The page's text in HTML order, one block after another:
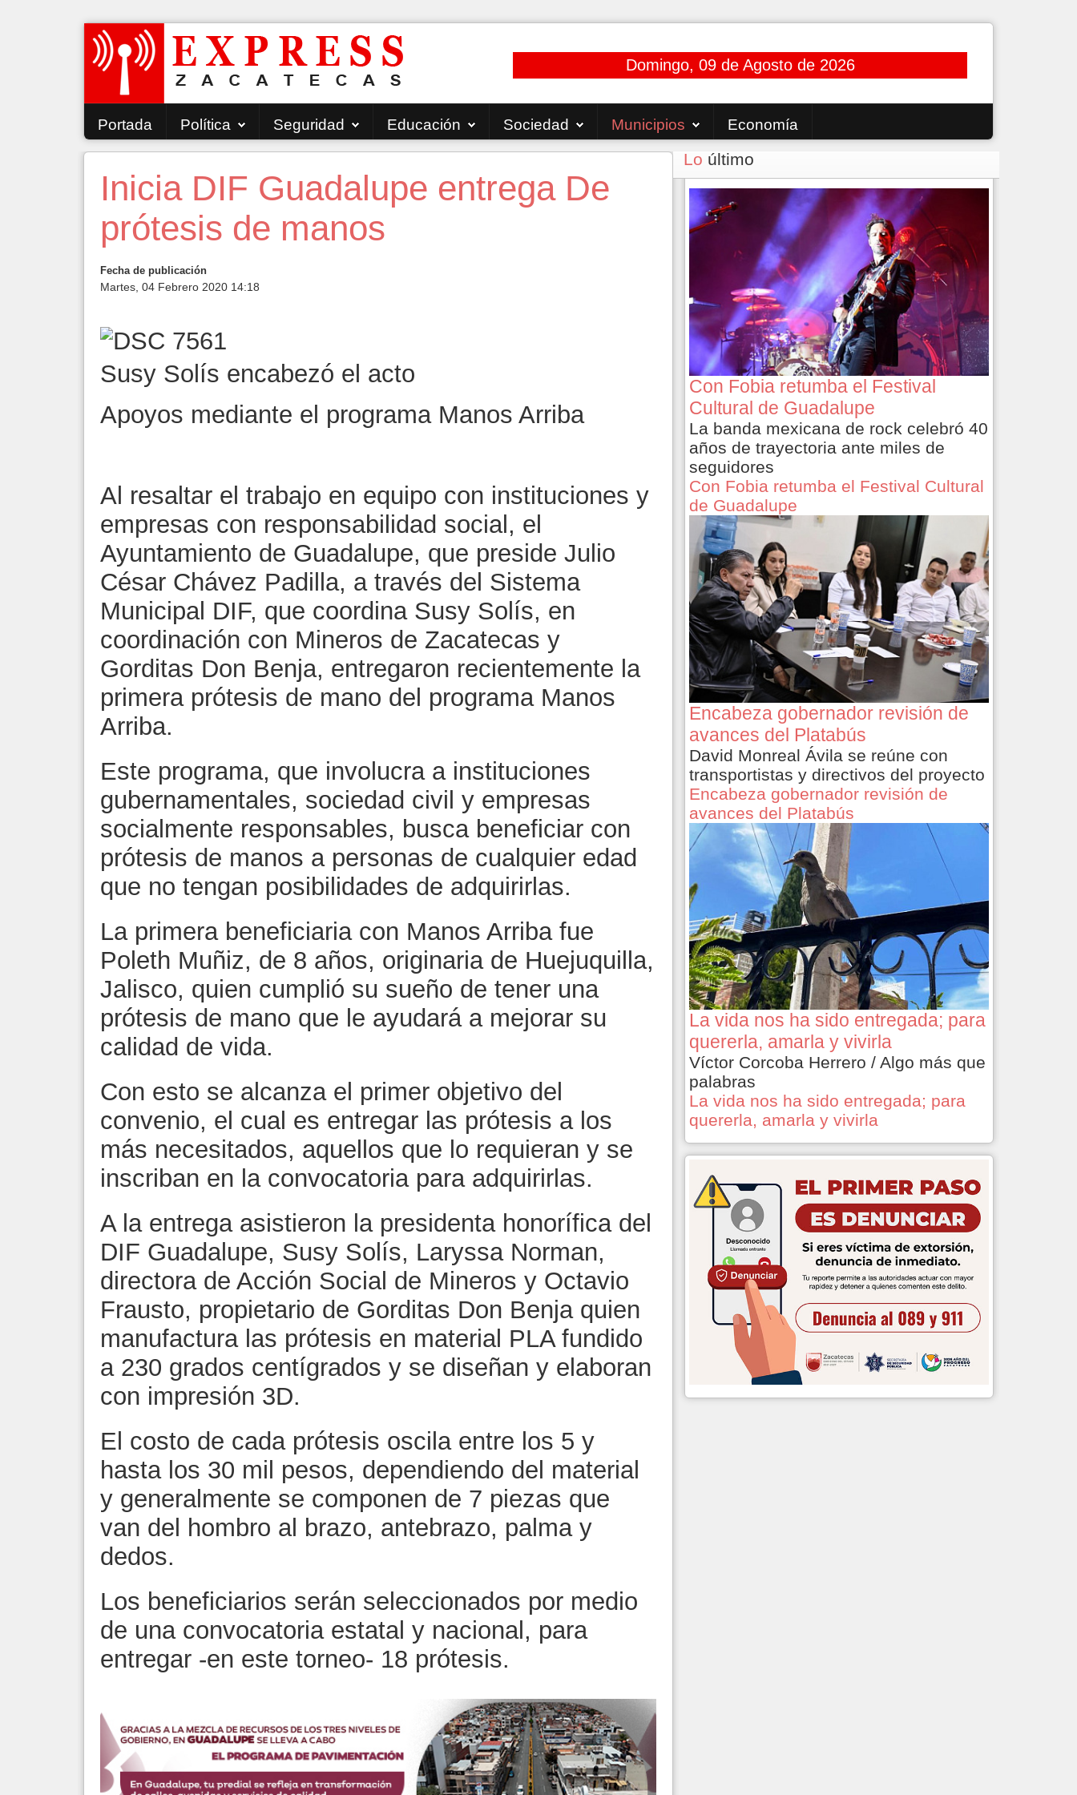
Domingo, 09 de Agosto de 2026
Portada Política Seguridad Educación Sociedad Municipios Economía
Inicia DIF Guadalupe entrega De
prótesis de manos
Fecha de publicación
Martes, 04 Febrero 2020 14:18
Susy Solís encabezó el acto
Apoyos mediante el programa Manos Arriba
Al resaltar el trabajo en equipo con instituciones y
empresas con responsabilidad social, el
Ayuntamiento de Guadalupe, que preside Julio
César Chávez Padilla, a través del Sistema
Municipal DIF, que coordina Susy Solís, en
coordinación con Mineros de Zacatecas y
Gorditas Don Benja, entregaron recientemente la
primera prótesis de mano del programa Manos
Arriba.
Este programa, que involucra a instituciones
gubernamentales, sociedad civil y empresas
socialmente responsables, busca beneficiar con
prótesis de manos a personas de cualquier edad
que no tengan posibilidades de adquirirlas.
La primera beneficiaria con Manos Arriba fue
Poleth Muñiz, de 8 años, originaria de Huejuquilla,
Jalisco, quien cumplió su sueño de tener una
prótesis de mano que le ayudará a mejorar su
calidad de vida.
Con esto se alcanza el primer objetivo del
convenio, el cual es entregar las prótesis a los
más necesitados, aquellos que lo requieran y se
inscriban en la convocatoria para adquirirlas.
A la entrega asistieron la presidenta honorífica del
DIF Guadalupe, Susy Solís, Laryssa Norman,
directora de Acción Social de Mineros y Octavio
Frausto, propietario de Gorditas Don Benja quien
manufactura las prótesis en material PLA fundido
a 230 grados centígrados y se diseñan y elaboran
con impresión 3D.
El costo de cada prótesis oscila entre los 5 y
hasta los 30 mil pesos, dependiendo del material
y generalmente se componen de 7 piezas que
van del hombro al brazo, antebrazo, palma y
dedos.
Los beneficiarios serán seleccionados por medio
de una convocatoria estatal y nacional, para
entregar -en este torneo- 18 prótesis.
Lo último
Con Fobia retumba el Festival
Cultural de Guadalupe
La banda mexicana de rock celebró 40
años de trayectoria ante miles de
seguidores
Con Fobia retumba el Festival Cultural
de Guadalupe
Encabeza gobernador revisión de
avances del Platabús
David Monreal Ávila se reúne con
transportistas y directivos del proyecto
Encabeza gobernador revisión de
avances del Platabús
La vida nos ha sido entregada; para
quererla, amarla y vivirla
Víctor Corcoba Herrero / Algo más que
palabras
La vida nos ha sido entregada; para
quererla, amarla y vivirla